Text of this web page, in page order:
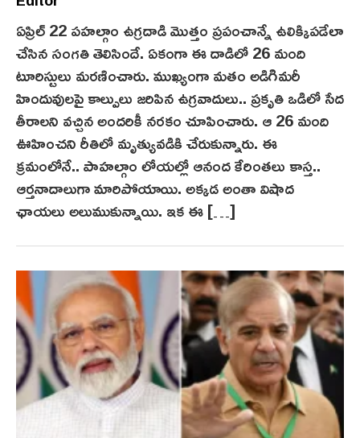
y
1
2
0
5
ఏప్రిల్ 22 పహల్గాం ఉగ్రదాడి మొత్తం ప్రపంచాన్నే ఉలిక్కిపడేలా
చేసిన సంగతి తెలిసిందే. ఏకంగా ఈ దాడిలో 26 మంది
టూరిస్టులు మరణించారు. ముఖ్యంగా మతం అడిగిమరీ
హిందువులపై కాల్పులు జరిపిన ఉగ్రవాదులు.. ప్రకృతి ఒడిలో సేద
తీరాలని వచ్చిన అందరికీ నరకం చూపించారు. ఆ 26 మంది
ఊహించని రీతిలో మృత్యువడికి చేరుకున్నారు. ఈ
క్రమంలోనే.. పాహ‌ల్గాం లోయ‌ల్లో ఆనంద కేరింతలు కాస్త..
ఆర్తనాదాలుగా మారిపోయాయి. అక్కడ అంతా విషాద
ఛాయలు అలుముకున్నాయి. ఇక ఈ […]